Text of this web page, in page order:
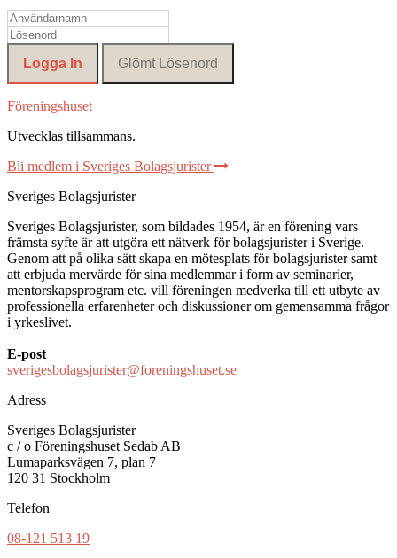
Föreningshuset
Utvecklas tillsammans.
Bli medlem i Sveriges Bolagsjurister
Sveriges Bolagsjurister
Sveriges Bolagsjurister, som bildades 1954, är en förening vars
främsta syfte är att utgöra ett nätverk för bolagsjurister i Sverige.
Genom att på olika sätt skapa en mötesplats för bolagsjurister samt
att erbjuda mervärde för sina medlemmar i form av seminarier,
mentorskapsprogram etc. vill föreningen medverka till ett utbyte av
professionella erfarenheter och diskussioner om gemensamma frågor
i yrkeslivet.
E-post
sverigesbolagsjurister@foreningshuset.se
Adress
Sveriges Bolagsjurister
c / o Föreningshuset Sedab AB
Lumaparksvägen 7, plan 7
120 31 Stockholm
Telefon
08-121 513 19